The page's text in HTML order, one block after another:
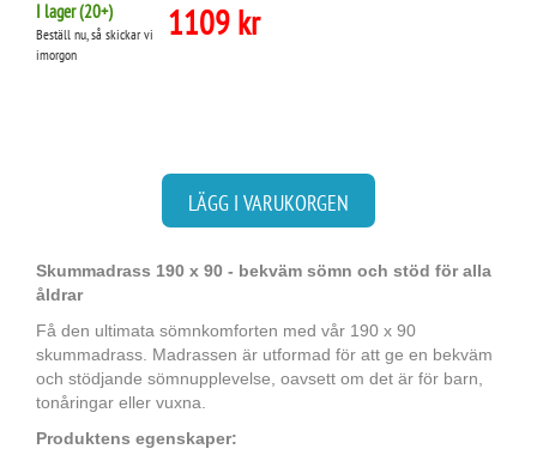
I lager (20+)
Beställ nu, så skickar vi
imorgon
1109 kr
LÄGG I VARUKORGEN
Skummadrass 190 x 90 - bekväm sömn och stöd för alla
åldrar
Få den ultimata sömnkomforten med vår 190 x 90
skummadrass. Madrassen är utformad för att ge en bekväm
och stödjande sömnupplevelse, oavsett om det är för barn,
tonåringar eller vuxna.
Produktens egenskaper: